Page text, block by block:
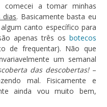
a tomar minhas
. Basicamente basta eu
canto específico para
apenas três os botecos
de frequentar). Não que
um semanal
das descobertas!–
mal. Fisicamente e
ainda vou muito bem,